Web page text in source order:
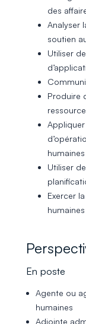
des
Analyser
soutien
Utiliser
Produire
humaines
Utiliser
Exercer
humaines
En poste
Agente ou
humaines
Adjointe